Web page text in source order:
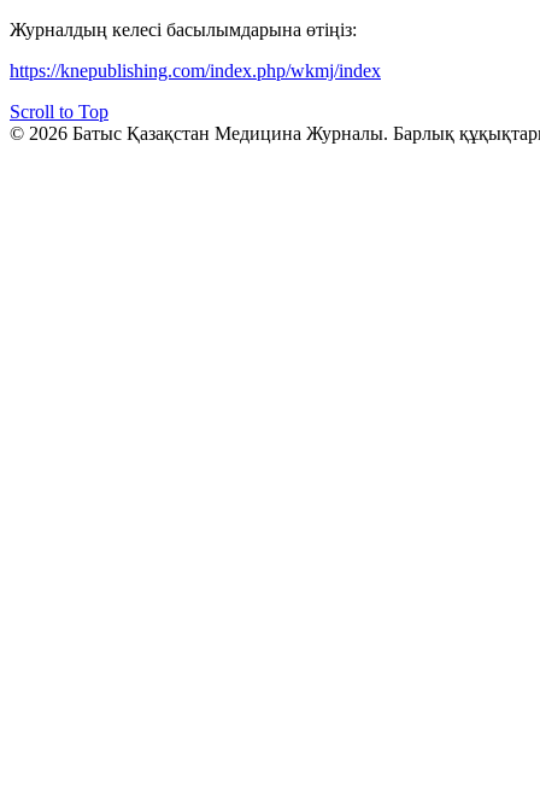
Журналдың келесі басылымдарына өтіңіз:
https://knepublishing.com/index.php/wkmj/index
Scroll to Top
© 2026 Батыс Қазақстан Медицина Журналы. Барлық